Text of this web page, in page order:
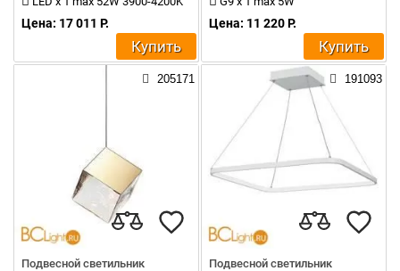
Цена: 17 011 Р.
Купить
Цена: 11 220 Р.
Купить
205171
Подвесной светильник
191093
Подвесной светильник